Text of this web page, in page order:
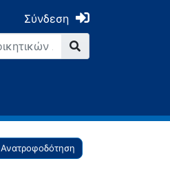
Σύνδεση
Ανατροφοδότηση